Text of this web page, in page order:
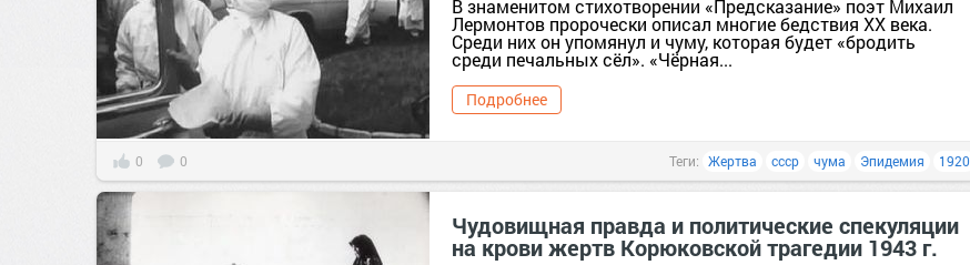
В знаменитом стихотворении «Предсказание» поэт Михаил
Лермонтов пророчески описал многие бедствия XX века.
Среди них он упомянул и чуму, которая будет «бродить
среди печальных сёл». «Чёрная...
Подробнее
0 0 Теги: Жертва ссср чума Эпидемия 1920
Чудовищная правда и политические спекуляции
на крови жертв Корюковской трагедии 1943 г.